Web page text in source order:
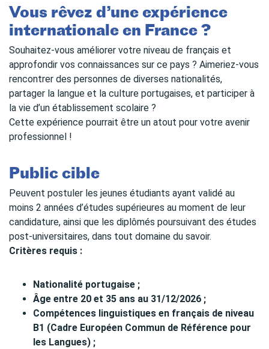
Vous rêvez d’une expérience
internationale en France ?
Souhaitez-vous améliorer votre niveau de français et
approfondir vos connaissances sur ce pays ? Aimeriez-vous
rencontrer des personnes de diverses nationalités,
partager la langue et la culture portugaises, et participer à
la vie d’un établissement scolaire ?
Cette expérience pourrait être un atout pour votre avenir
professionnel !
Public cible
Peuvent postuler les jeunes étudiants ayant validé au
moins 2 années d’études supérieures au moment de leur
candidature, ainsi que les diplômés poursuivant des études
post-universitaires, dans tout domaine du savoir.
Critères requis :
Nationalité portugaise ;
Âge entre 20 et 35 ans au 31/12/2026 ;
Compétences linguistiques en français de niveau
B1 (Cadre Européen Commun de Référence pour
les Langues) ;